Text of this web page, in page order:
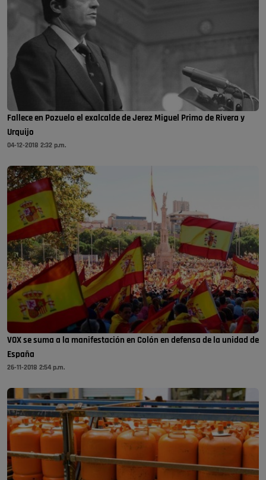
Fallece en Pozuelo el exalcalde de Jerez Miguel Primo de Rivera y
Urquijo
04-12-2018 2:32 p.m.
VOX se suma a la manifestación en Colón en defensa de la unidad de
España
26-11-2018 2:54 p.m.